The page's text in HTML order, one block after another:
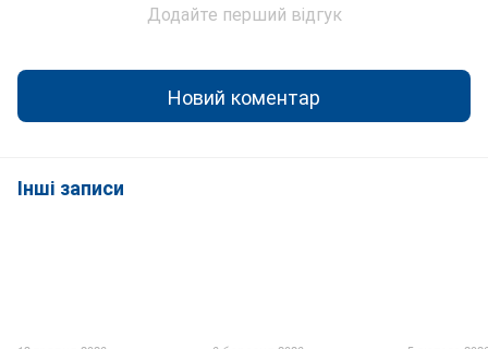
Додайте перший відгук
Новий коментар
Інші записи